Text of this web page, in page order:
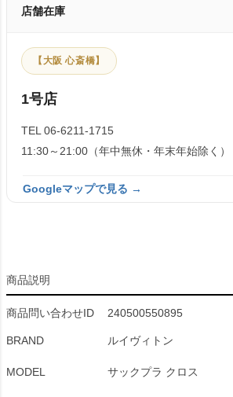
店舗在庫
【大阪 心斎橋】
1号店
TEL 06-6211-1715
11:30～21:00（年中無休・年末年始除く）
Googleマップで見る →
商品説明
商品問い合わせID 240500550895
BRAND ルイヴィトン
MODEL サックプラ クロス